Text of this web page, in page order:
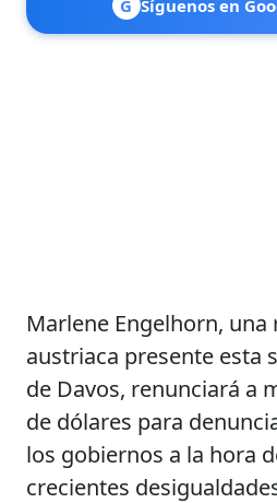
G Síguenos en
Marlene Engelhorn, una
austriaca presente esta
de Davos, renunciará a
de dólares para
los gobiernos a la hora
crecientes